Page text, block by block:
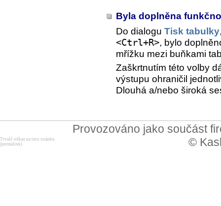
Byla doplněna
Do dialogu Tisk tabulky
<Ctrl+R>, bylo
mřížku mezi buňkami
Zaškrtnutím této volby
výstupu ohraničil
Dlouhá a/nebo široká
Provozováno jako součást
©
Trvalý odkaz na tuto stránku
(permalink)